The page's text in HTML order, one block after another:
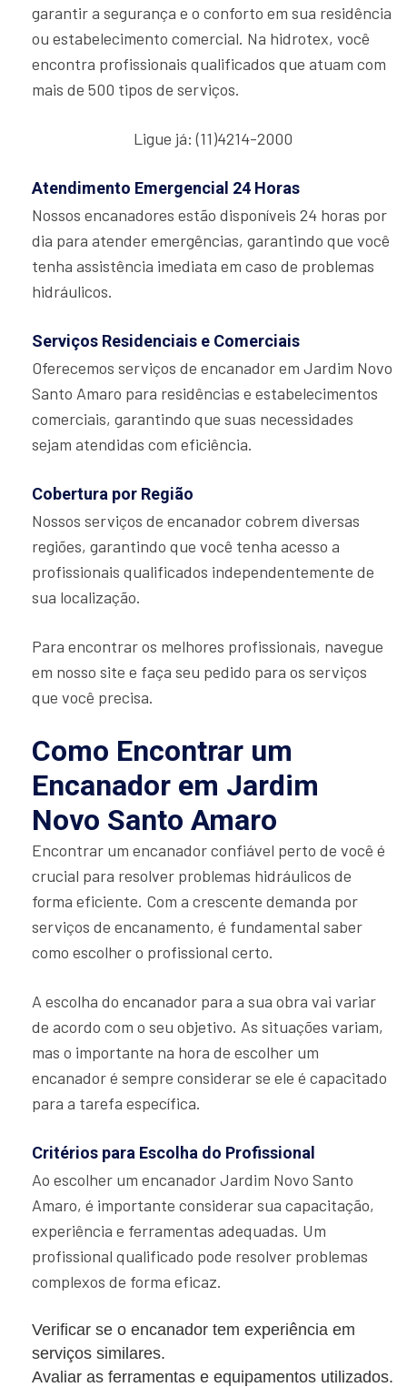
garantir a segurança e o conforto em sua residência
ou estabelecimento comercial. Na hidrotex, você
encontra profissionais qualificados que atuam com
mais de 500 tipos de serviços.
Ligue já: (11)4214-2000
Atendimento Emergencial 24 Horas
Nossos encanadores estão disponíveis 24 horas por
dia para atender emergências, garantindo que você
tenha assistência imediata em caso de problemas
hidráulicos.
Serviços Residenciais e Comerciais
Oferecemos serviços de encanador em Jardim Novo
Santo Amaro para residências e estabelecimentos
comerciais, garantindo que suas necessidades
sejam atendidas com eficiência.
Cobertura por Região
Nossos serviços de encanador cobrem diversas
regiões, garantindo que você tenha acesso a
profissionais qualificados independentemente de
sua localização.
Para encontrar os melhores profissionais, navegue
em nosso site e faça seu pedido para os serviços
que você precisa.
Como Encontrar um
Encanador em Jardim
Novo Santo Amaro
Encontrar um encanador confiável perto de você é
crucial para resolver problemas hidráulicos de
forma eficiente. Com a crescente demanda por
serviços de encanamento, é fundamental saber
como escolher o profissional certo.
A escolha do encanador para a sua obra vai variar
de acordo com o seu objetivo. As situações variam,
mas o importante na hora de escolher um
encanador é sempre considerar se ele é capacitado
para a tarefa específica.
Critérios para Escolha do Profissional
Ao escolher um encanador Jardim Novo Santo
Amaro, é importante considerar sua capacitação,
experiência e ferramentas adequadas. Um
profissional qualificado pode resolver problemas
complexos de forma eficaz.
Verificar se o encanador tem experiência em
serviços similares.
Avaliar as ferramentas e equipamentos utilizados.